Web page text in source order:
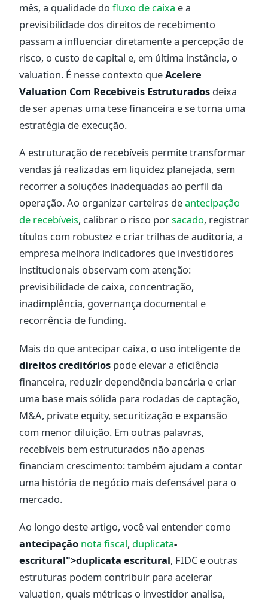
mês, a qualidade do fluxo de caixa e a
previsibilidade dos direitos de recebimento
passam a influenciar diretamente a percepção de
risco, o custo de capital e, em última instância, o
valuation. É nesse contexto queAcelere
Valuation Com Recebiveis Estruturados deixa
de ser apenas uma tese financeira e se torna uma
estratégia de execução.
A estruturação de recebíveis permite transformar
vendas já realizadas em liquidez planejada, sem
recorrer a soluções inadequadas ao perfil da
operação. Ao organizar carteiras deantecipação
de recebíveis, calibrar o risco porsacado, registrar
títulos com robustez e criar trilhas de auditoria, a
empresa melhora indicadores que investidores
institucionais observam com atenção:
previsibilidade de caixa, concentração,
inadimplência, governança documental e
recorrência de funding.
Mais do que antecipar caixa, o uso inteligente de
direitos creditórios pode elevar a eficiência
financeira, reduzir dependência bancária e criar
uma base mais sólida para rodadas de captação,
M&A, private equity, securitização e expansão
com menor diluição. Em outras palavras,
recebíveis bem estruturados não apenas
financiam crescimento: também ajudam a contar
uma história de negócio mais defensável para o
mercado.
Ao longo deste artigo, você vai entender como
antecipação nota fiscal, duplicata-
escritural">duplicata escritural, FIDC e outras
estruturas podem contribuir para acelerar
valuation, quais métricas o investidor analisa,